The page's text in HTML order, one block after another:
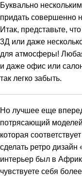
Буквально
придать совершенно
Итак, представьте, что
3Д или даже
для атмосферы!
и даже офис или
так легко забыть.
Но лучшее еще
потрясающий моделей
которая соответствует
сделать ретро дизайн
интерьер был в
чувствуете себя более